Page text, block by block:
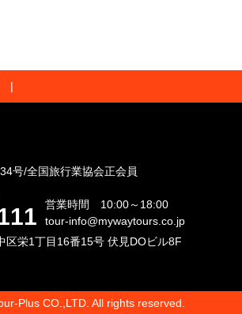
号/全国旅行業協会正会員
営業時間 10:00～18:00
tour-info@mywaytours.co.jp
区栄1丁目16番15号 伏見DOビル8F
Plus CO.,LTD. All rights reserved.